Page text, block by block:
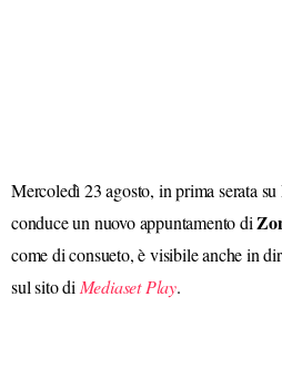
Mercoledì 23 agosto, in prima serata su
conduce un nuovo appuntamento di
come di consueto, è visibile anche in
sul sito diMediaset Play.